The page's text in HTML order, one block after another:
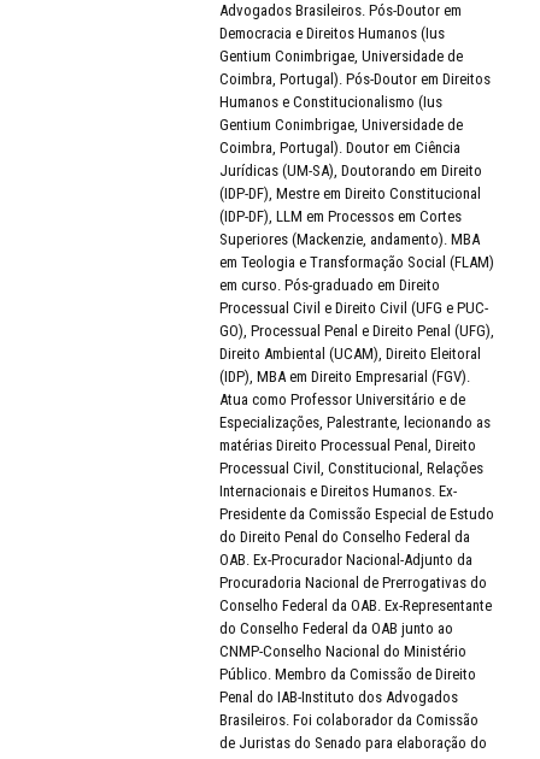
Advogados Brasileiros. Pós-Doutor em
Democracia e Direitos Humanos (Ius
Gentium Conimbrigae, Universidade de
Coimbra, Portugal). Pós-Doutor em Direitos
Humanos e Constitucionalismo (Ius
Gentium Conimbrigae, Universidade de
Coimbra, Portugal). Doutor em Ciência
Jurídicas (UM-SA), Doutorando em Direito
(IDP-DF), Mestre em Direito Constitucional
(IDP-DF), LLM em Processos em Cortes
Superiores (Mackenzie, andamento). MBA
em Teologia e Transformação Social (FLAM)
em curso. Pós-graduado em Direito
Processual Civil e Direito Civil (UFG e PUC-
GO), Processual Penal e Direito Penal (UFG),
Direito Ambiental (UCAM), Direito Eleitoral
(IDP), MBA em Direito Empresarial (FGV).
Atua como Professor Universitário e de
Especializações, Palestrante, lecionando as
matérias Direito Processual Penal, Direito
Processual Civil, Constitucional, Relações
Internacionais e Direitos Humanos. Ex-
Presidente da Comissão Especial de Estudo
do Direito Penal do Conselho Federal da
OAB. Ex-Procurador Nacional-Adjunto da
Procuradoria Nacional de Prerrogativas do
Conselho Federal da OAB. Ex-Representante
do Conselho Federal da OAB junto ao
CNMP-Conselho Nacional do Ministério
Público. Membro da Comissão de Direito
Penal do IAB-Instituto dos Advogados
Brasileiros. Foi colaborador da Comissão
de Juristas do Senado para elaboração do